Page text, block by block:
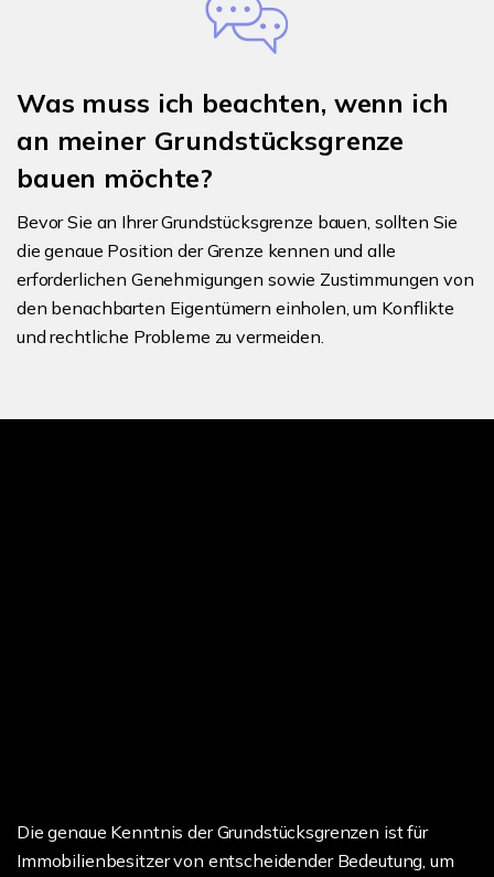
Was muss ich beachten, wenn ich
an meiner Grundstücksgrenze
bauen möchte?
Bevor Sie an Ihrer Grundstücksgrenze bauen, sollten Sie
die genaue Position der Grenze kennen und alle
erforderlichen Genehmigungen sowie Zustimmungen von
den benachbarten Eigentümern einholen, um Konflikte
und rechtliche Probleme zu vermeiden.
Die genaue Kenntnis der Grundstücksgrenzen ist für
Immobilienbesitzer von entscheidender Bedeutung, um